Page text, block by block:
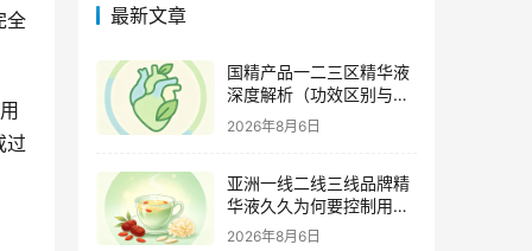
全
过
最新文章
国精产品一二三区精华液
深度解析（功效区别与适
用肤质全指南）
2026年8月6日
亚洲一线二线三线品牌精
华液久久为何要控制用量
（过度使用与皮肤负担的
2026年8月6日